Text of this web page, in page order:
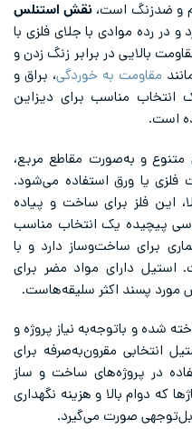
و ضدزنگ است،نقش استنلس
و در رده موادی با جلای فلزی با
بالایی در برابر زنگ زدن و
مقاومت به خوردگی، براق و
انتخاب مناسب برای دیزاین
است.
متنوع و به‌صورت مقاطع مربع،
یا ورق استفاده می‌شود.
این فلز برای ساخت و پیاده
پیچیده یک انتخاب مناسب
برای ساخت‌وساز دارد و با
استیل دارای مواد مضر برای
پسند اکثر سلیقه‌هاست.
شده و باتوجه‌به نیاز پروژه و
انتخابی مقرون‌به‌صرفه برای
در پروژه‌های ساخت و ساز
که دوام بالا و هزینه نگهداری
صورت می‌گیرد.